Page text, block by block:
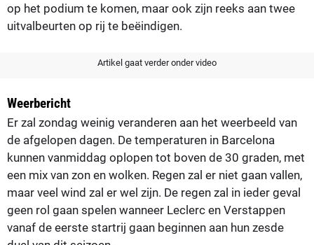
op het podium te komen, maar ook zijn reeks aan twee
uitvalbeurten op rij te beëindigen.
Artikel gaat verder onder video
Weerbericht
Er zal zondag weinig veranderen aan het weerbeeld van
de afgelopen dagen. De temperaturen in Barcelona
kunnen vanmiddag oplopen tot boven de 30 graden, met
een mix van zon en wolken. Regen zal er niet gaan vallen,
maar veel wind zal er wel zijn. De regen zal in ieder geval
geen rol gaan spelen wanneer Leclerc en Verstappen
vanaf de eerste startrij gaan beginnen aan hun zesde